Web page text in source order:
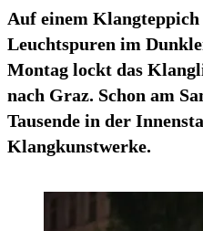
Auf einem Klangteppich
Leuchtspuren im
Montag lockt das
nach Graz. Schon am
Tausende in der
Klangkunstwerke.